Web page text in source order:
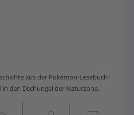
aus der Pokémon-Lesebuch-
den Dschungel der Naturzone.